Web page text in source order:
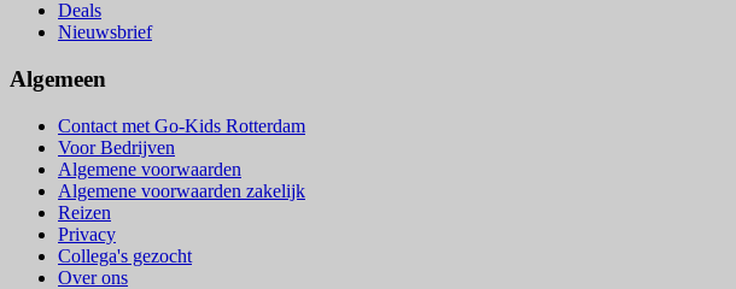
Deals
Nieuwsbrief
Algemeen
Contact met Go-Kids Rotterdam
Voor Bedrijven
Algemene voorwaarden
Algemene voorwaarden zakelijk
Reizen
Privacy
Collega's gezocht
Over ons